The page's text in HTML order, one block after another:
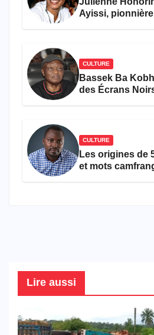
Ayissi,
CULTURE
Bassek Ba
des Écrans
CULTURE
Les origines de
et mots
Lire aussi